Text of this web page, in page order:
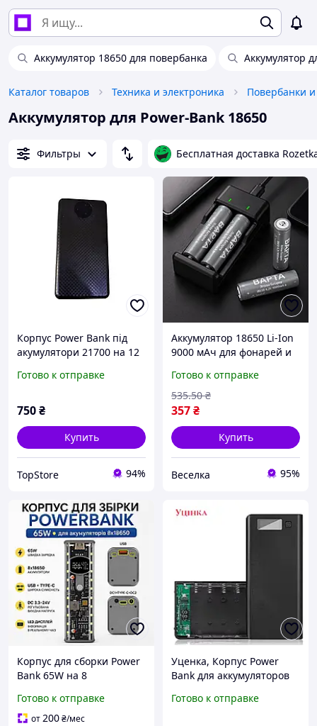
Аккумулятор 18650 для повербанка Аккумулятор
Каталог товаров Техника и электроника Повербанки
Аккумулятор для Power-Bank 18650
Фильтры Бесплатная доставка
Корпус Power Bank під
акумулятори 21700 на 12
Готово к отправке
750₴
Купить
TopStore 94%
Аккумулятор 18650 Li-Ion
9000 мАч для фонарей и
универсальный источник
питания SPICY
Готово к отправке
357₴
535.50 ₴
Купить
Веселка 95%
Корпус для сборки Power
Bank 65W на 8
поддержка зарядки
ноутбуков, PD 3.1, USB,
Готово к отправке
от200₴/мес
Уценка, Корпус Power
Bank для аккумуляторов
Готово к отправке